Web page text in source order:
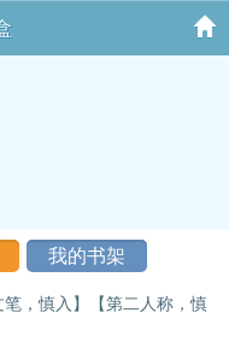
我的书架
，慎入】【第二人称，慎